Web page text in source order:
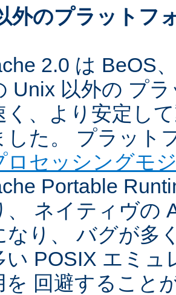
外のプラットフ
2.0 は BeOS
Unix 以外の プ
く、より安定し
した。 プラット
ロセッシングモ
Portable
、 ネイティヴの
なり、 バグが多
い POSIX エミュ
を 回避すること